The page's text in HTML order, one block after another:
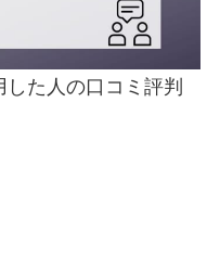
た人の口コミ評判